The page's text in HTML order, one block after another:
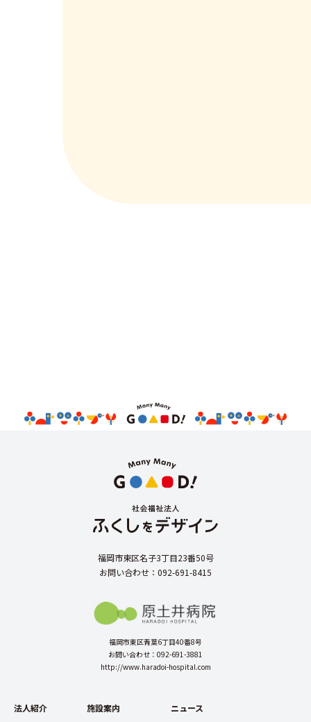
福岡市東区名子3丁目23番50号
お問い合わせ：092-691-8415
福岡市東区青葉6丁目40番8号
お問い合わせ：092-691-3881
http://www.haradoi-hospital.com
法人紹介 施設案内
ニュース